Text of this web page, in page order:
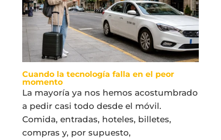
Cuando la tecnología falla en el peor
momento
La mayoría ya nos hemos acostumbrado
a pedir casi todo desde el móvil.
Comida, entradas, hoteles, billetes,
compras y, por supuesto,